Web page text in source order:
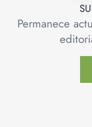
Permanece